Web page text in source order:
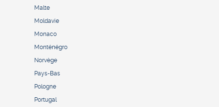
Malte
Moldavie
Monaco
Monténégro
Norvège
Pays-Bas
Pologne
Portugal